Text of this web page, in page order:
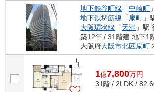
地下鉄谷町線 「中崎町
地下鉄堺筋線 「扇町 」
大阪環状線 「天満 」駅
築12年 / 31階建 地下1
大阪府大阪市北区扇町
1億7,800万円
31階 / 2LDK /